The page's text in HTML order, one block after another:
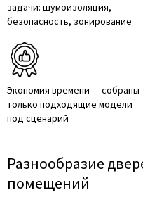
задачи: шумоизоляция,
безопасность, зонирование
Экономия времени — собраны
только подходящие модели
под сценарий
Разнообразие
помещений